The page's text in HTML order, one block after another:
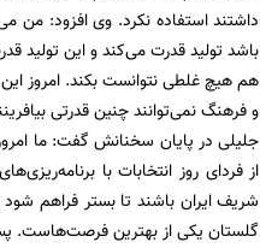
داشتند استفاده نکرد. وی افزود: من
باشد تولید قدرت می‌کند و این
هم هیچ غلطی نتوانست بکند. امروز
و فرهنگ نمی‌توانند چنین قدرتی
جلیلی در پایان سخنانش گفت: ما
از فردای روز انتخابات با
شریف ایران باشند تا بستر فراهم
گلستان یکی از بهترین فرصت‌هاست.